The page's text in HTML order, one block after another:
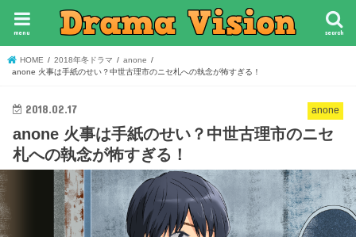
search
menu
HOME 2018年冬ドラマ
anone
anone 火事は手紙のせい？中世古理市のニセ札への執念が怖すぎる！
anone
2018.02.17
anone 火事は手紙のせい？中世古理市のニセ
札への執念が怖すぎる！